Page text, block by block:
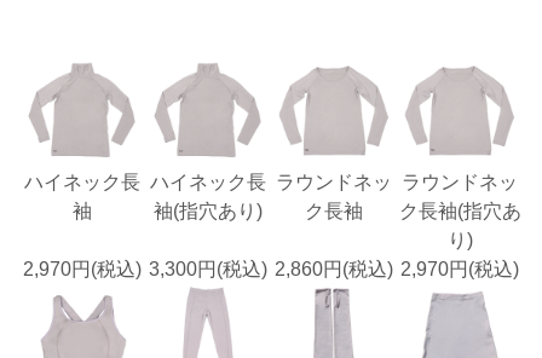
ハイネック長
袖
ハイネック長
袖(指穴あり)
ラウンドネッ
ク長袖
ラウンドネッ
ク長袖(指穴あ
り)
2,970円(税込) 3,300円(税込) 2,860円(税込) 2,970円(税込)